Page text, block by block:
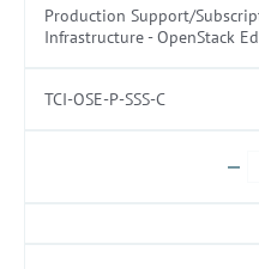
Production Support/
Infrastructure - OpenStack
TCI-OSE-P-SSS-C